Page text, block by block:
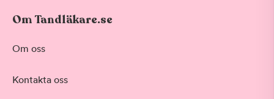
Om Tandläkare.se
Om oss
Kontakta oss